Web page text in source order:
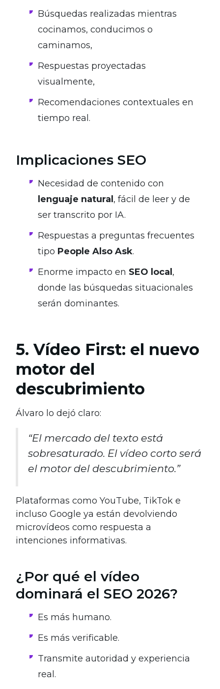
Búsquedas realizadas mientras
cocinamos, conducimos o
caminamos,
Respuestas proyectadas
visualmente,
Recomendaciones contextuales en
tiempo real.
Implicaciones SEO
Necesidad de contenido con
lenguaje natural , fácil de leer y de
ser transcrito por IA.
Respuestas a preguntas frecuentes
tipo People Also Ask.
Enorme impacto en SEO local ,
donde las búsquedas situacionales
serán dominantes.
5. Vídeo First: el nuevo
motor del
descubrimiento
Álvaro lo dejó claro:
“El mercado del texto está
sobresaturado. El vídeo corto será
el motor del descubrimiento.”
Plataformas como YouTube, TikTok e
incluso Google ya están devolviendo
microvídeos como respuesta a
intenciones informativas.
¿Por qué el vídeo
dominará el SEO 2026?
Es más humano.
Es más verificable.
Transmite autoridad y experiencia
real.